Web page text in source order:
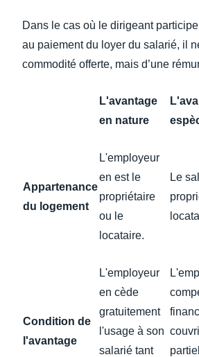
Dans le cas où le dirigeant
au paiement du loyer du salarié, il
commodité offerte, mais d’une
L'avantage
en nature
Appartenance
du logement
L'employeur
en est le
propriétaire
ou le
locataire.
Le
Condition de
l'avantage
L'employeur
en cède
gratuitement
l'usage à son
salarié tant